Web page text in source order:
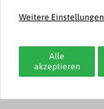
Weitere Einstellungen
Alle
akzeptieren